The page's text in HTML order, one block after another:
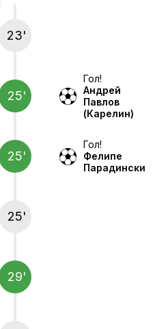
23'
25'
Гол!
Андрей
Павлов
(Карелин)
25'
Гол!
Фелипе
Парадински
25'
29'